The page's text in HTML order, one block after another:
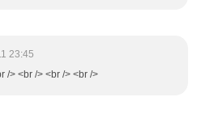
23:45
/> <br /> <br /> <br />